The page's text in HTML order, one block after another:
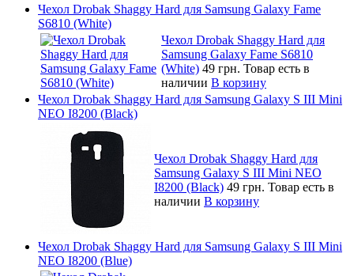
Чехол Drobak Shaggy Hard для Samsung Galaxy Fame
S6810 (White)
Чехол Drobak Shaggy Hard для
Samsung Galaxy Fame S6810
(White) 49 грн. Товар есть в
наличии В корзину
Чехол Drobak Shaggy Hard для Samsung Galaxy S III Mini
NEO I8200 (Black)
Чехол Drobak Shaggy Hard для
Samsung Galaxy S III Mini NEO
I8200 (Black) 49 грн. Товар есть в
наличии В корзину
Чехол Drobak Shaggy Hard для Samsung Galaxy S III Mini
NEO I8200 (Blue)